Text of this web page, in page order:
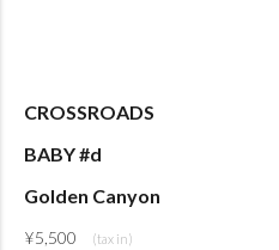
CROSSROADS
BABY #d
Golden Canyon
¥5,500